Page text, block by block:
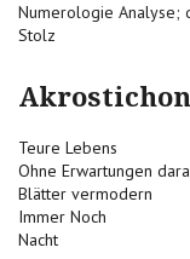
Numerologie Analyse;
Stolz
Teure Lebens
Ohne Erwartungen
Blätter vermodern
Immer Noch
Nacht